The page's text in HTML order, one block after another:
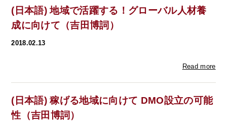
(日本語) 地域で活躍する！グローバル人材養
成に向けて（吉田博詞）
2018.02.13
Read more
(日本語) 稼げる地域に向けて DMO設立の可能
性（吉田博詞）